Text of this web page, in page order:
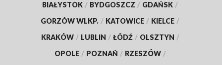
BIAŁYSTOK / BYDGOSZCZ / GDAŃSK /
GORZÓW WLKP. / KATOWICE / KIELCE /
KRAKÓW / LUBLIN / ŁÓDŹ / OLSZTYN /
OPOLE / POZNAŃ / RZESZÓW /